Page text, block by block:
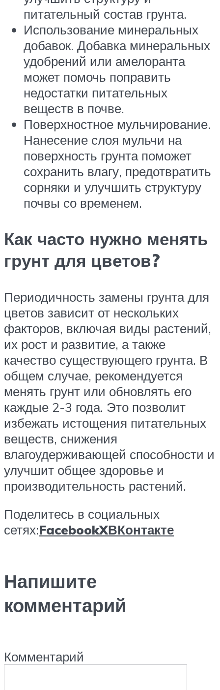
питательный состав грунта.
Использование минеральных
добавок. Добавка минеральных
удобрений или амелоранта
может помочь поправить
недостатки питательных
веществ в почве.
Поверхностное мульчирование.
Нанесение слоя мульчи на
поверхность грунта поможет
сохранить влагу, предотвратить
сорняки и улучшить структуру
почвы со временем.
Как часто нужно менять
грунт для цветов?
Периодичность замены грунта для
цветов зависит от нескольких
факторов, включая виды растений,
их рост и развитие, а также
качество существующего грунта. В
общем случае, рекомендуется
менять грунт или обновлять его
каждые 2-3 года. Это позволит
избежать истощения питательных
веществ, снижения
влагоудерживающей способности и
улучшит общее здоровье и
производительность растений.
Поделитесь в социальных
сетях:FacebookXВКонтакте
Напишите
комментарий
Комментарий